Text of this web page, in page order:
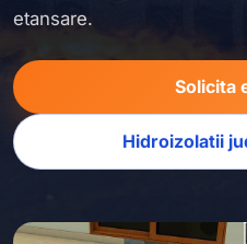
etansare.
Solicita
Hidroizolatii